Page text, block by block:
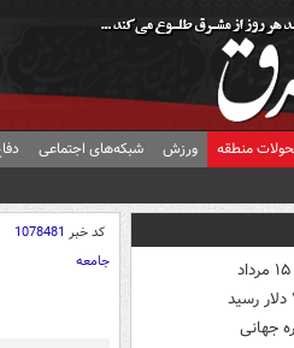
منطقه ورزش شبکه‌های اجتماعی
جهانی
کد خبر 1078481
جامعه